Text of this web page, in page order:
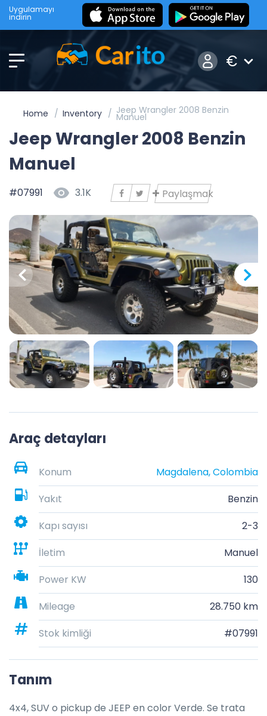
Uygulamayı
indirin
€
Home Inventory Jeep Wrangler 2008 Benzin
Manuel
Jeep Wrangler 2008 Benzin
Manuel
#07991 3.1K Paylaşmak
Araç detayları
Konum
Magdalena, Colombia
Yakıt
Benzin
Kapı sayısı
2-3
İletim
Manuel
Power KW
130
Mileage
28.750 km
Stok kimliği
#07991
Tanım
4x4, SUV o pickup de JEEP en color Verde. Se trata